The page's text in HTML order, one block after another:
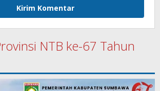
NTB ke-67 Tahun